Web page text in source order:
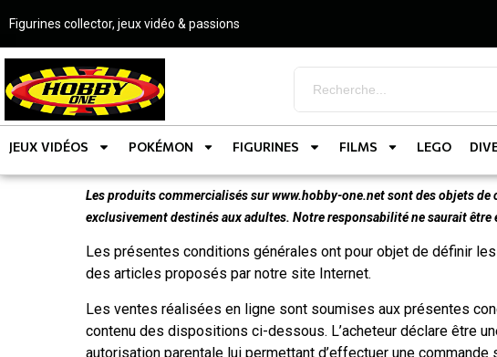
Figurines collector, jeux vidéo & passions
JEUX VIDÉOS POKÉMON FIGURINES FILMS LEGO
Les produits commercialisés sur www.hobby-one.net sont des objets
exclusivement destinés aux adultes. Notre responsabilité ne saurait
Les présentes conditions générales ont pour objet de définir
des articles proposés par notre site Internet.
Les ventes réalisées en ligne sont soumises aux présentes
contenu des dispositions ci-dessous. L’acheteur déclare être
autorisation parentale lui permettant d’effectuer une commande